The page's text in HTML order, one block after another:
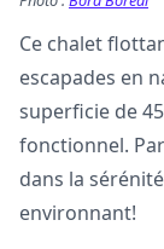
Ce chalet
escapades en
superficie de
fonctionnel.
dans la
environnant!